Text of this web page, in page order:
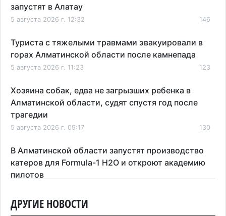
запустят в Алатау
5 августа 2026 г. 12:32 146
Туриста с тяжелыми травмами эвакуировали в
горах Алматинской области после камнепада
5 августа 2026 г. 11:23 123
Хозяина собак, едва не загрызших ребенка в
Алматинской области, судят спустя год после
трагедии
5 августа 2026 г. 09:17 130
В Алматинской области запустят производство
катеров для Formula-1 H2O и откроют академию
пилотов
В Alatau City Authority назначили нового
ДРУГИЕ НОВОСТИ